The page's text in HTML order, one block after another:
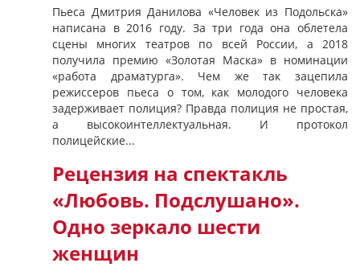
Пьеса Дмитрия Данилова «Человек из Подольска»
написана в 2016 году. За три года она облетела
сцены многих театров по всей России, а 2018
получила премию «Золотая Маска» в номинации
«работа драматурга». Чем же так зацепила
режиссеров пьеса о том, как молодого человека
задерживает полиция? Правда полиция не простая,
а высокоинтеллектуальная. И протокол
полицейские...
Рецензия на спектакль
«Любовь. Подслушано».
Одно зеркало шести
женщин